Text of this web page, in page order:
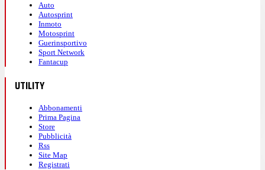
Auto
Autosprint
Inmoto
Motosprint
Guerinsportivo
Sport Network
Fantacup
UTILITY
Abbonamenti
Prima Pagina
Store
Pubblicità
Rss
Site Map
Registrati